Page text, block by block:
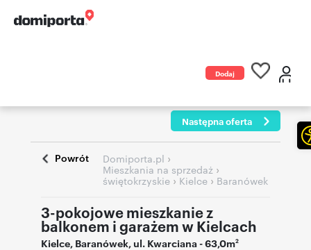
Dodaj
Następna oferta
Powrót Domiporta.pl ›
Mieszkania na sprzedaż ›
świętokrzyskie ›Kielce › Baranówek
3-pokojowe mieszkanie z
balkonem i garażem w Kielcach
Kielce, Baranówek, ul. Kwarciana- 63,0m2